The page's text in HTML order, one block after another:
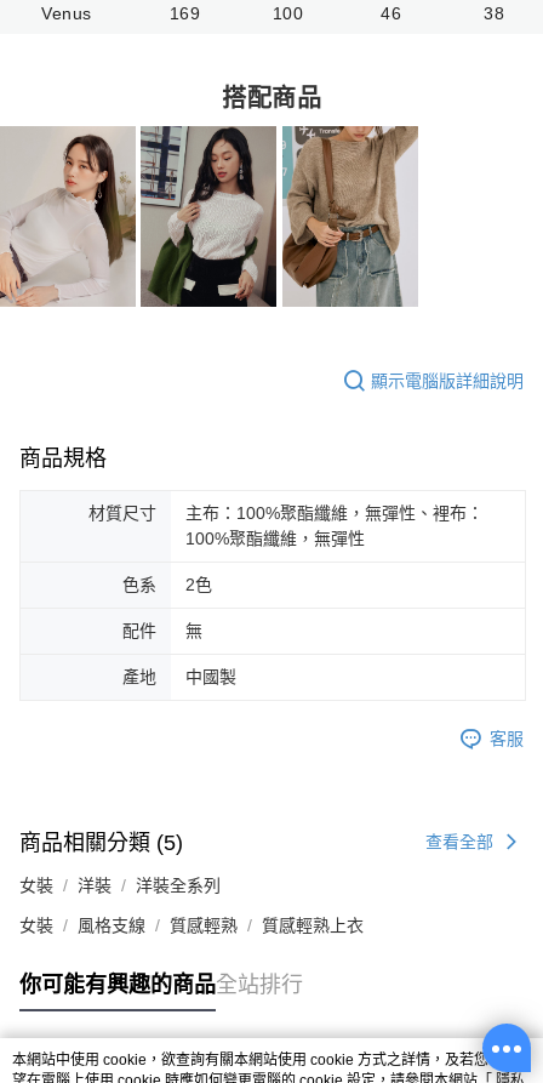
Venus 169 100 46 38
搭配商品
顯示電腦版詳細說明
商品規格
材質尺寸
主布：100%聚酯纖維，無彈性、裡布：
100%聚酯纖維，無彈性
色系 2色
配件 無
產地 中國製
客服
商品相關分類 (5) 查看全部
女裝 洋裝 洋裝全系列
女裝 風格支線 質感輕熟 質感輕熟上衣
你可能有興趣的商品全站排行
本網站中使用 cookie，欲查詢有關本網站使用 cookie 方式之詳情，及若您不希